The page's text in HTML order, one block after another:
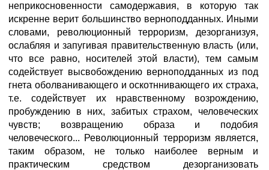
неприкосновенности самодержавия, в которую так
искренне верит большинство верноподданных. Иными
словами, революционный терроризм, дезорганизуя,
ослабляя и запугивая правительственную власть (или,
что все равно, носителей этой власти), тем самым
содействует высвобождению верноподданных из под
гнета оболванивающего и оскотннивающего их страха,
т.е. содействует их нравственному возрождению,
пробуждению в них, забитых страхом, человеческих
чувств; возвращению образа и подобия
человеческого... Революционный терроризм является,
таким образом, не только наиболее верным и
практическим средством дезорганизовать